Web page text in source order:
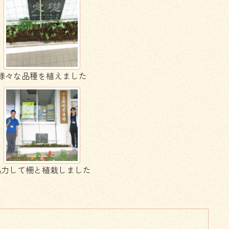
々な品種を植えました
して柵と植栽しました